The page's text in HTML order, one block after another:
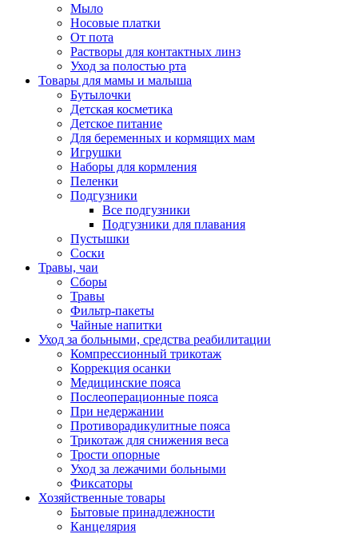
Мыло
Носовые платки
От пота
Растворы для контактных линз
Уход за полостью рта
Товары для мамы и малыша
Бутылочки
Детская косметика
Детское питание
Для беременных и кормящих мам
Игрушки
Наборы для кормления
Пеленки
Подгузники
Все подгузники
Подгузники для плавания
Пустышки
Соски
Травы, чаи
Сборы
Травы
Фильтр-пакеты
Чайные напитки
Уход за больными, средства реабилитации
Компрессионный трикотаж
Коррекция осанки
Медицинские пояса
Послеоперационные пояса
При недержании
Противорадикулитные пояса
Трикотаж для снижения веса
Трости опорные
Уход за лежачими больными
Фиксаторы
Хозяйственные товары
Бытовые принадлежности
Канцелярия